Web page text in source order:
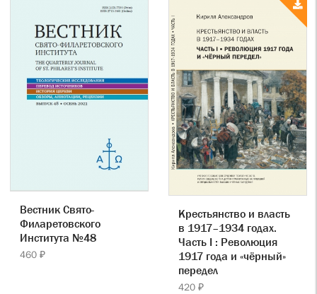
Вестник Свято-
Филаретовского
Института №48
460 ₽
Крестьянство и власть
в 1917–1934 годах.
Часть I : Революция
1917 года и «чёрный»
передел
420 ₽